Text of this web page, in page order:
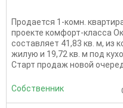
Продается 1-комн.
проекте комфорт-класса
составляет 41,83 кв. м, из
жилую и 19,72 кв. м под
Старт продаж новой
Собственник